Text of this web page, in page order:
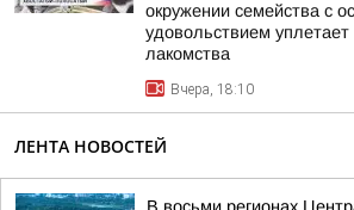
окружении семейства с
удовольствием
лакомства
Вчера, 18:10
ЛЕНТА НОВОСТЕЙ